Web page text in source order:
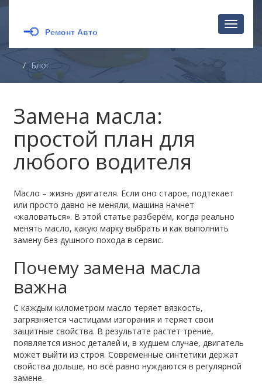
Блог
Замена масла:
простой план для
любого водителя
Масло – жизнь двигателя. Если оно старое, подтекает
или просто давно не меняли, машина начнет
«жаловаться». В этой статье разберём, когда реально
менять масло, какую марку выбрать и как выполнить
замену без душного похода в сервис.
Почему замена масла
важна
С каждым километром масло теряет вязкость,
загрязняется частицами изгорания и теряет свои
защитные свойства. В результате растет трение,
появляется износ деталей и, в худшем случае, двигатель
может выйти из строя. Современные синтетики держат
свойства дольше, но всё равно нуждаются в регулярной
замене.